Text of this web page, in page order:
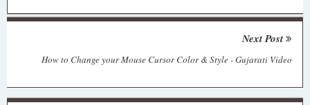
Next Post
How to Change your Mouse Cursor Color & Style - Gujarati Video